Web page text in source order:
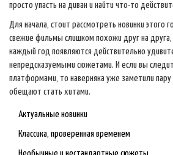
просто упасть на диван и найти что-то
Для начала, стоит рассмотреть новинки этого
свежие фильмы слишком похожи друг на друга,
каждый год появляются действительно
непредсказуемыми сюжетами. И если вы
платформами, то наверняка уже заметили
обещают стать хитами.
Актуальные новинки
Классика, проверенная временем